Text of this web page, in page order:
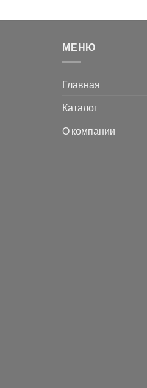
МЕНЮ
Главная
Каталог
О компании